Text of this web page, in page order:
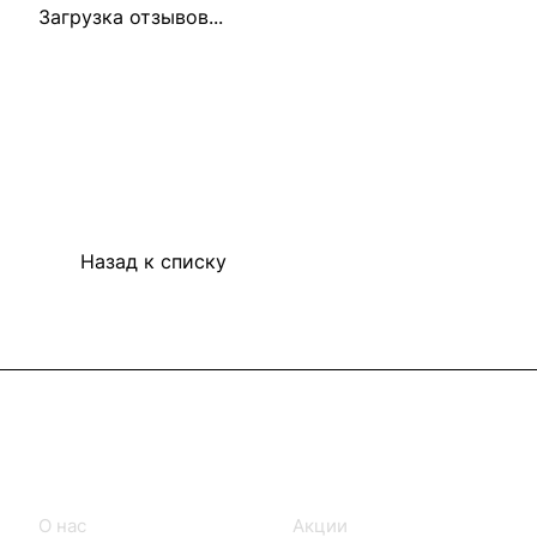
Загрузка отзывов...
Назад к списку
О нас Акции